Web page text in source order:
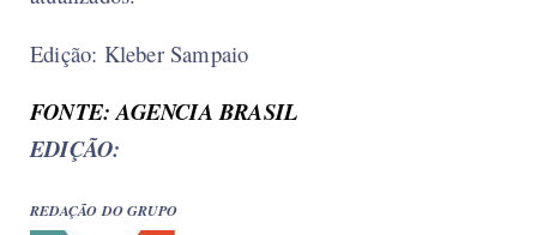
Edição: Kleber Sampaio
FONTE:AGENCIA BRASIL
EDIÇÃO:
REDAÇÃO DO GRUPO